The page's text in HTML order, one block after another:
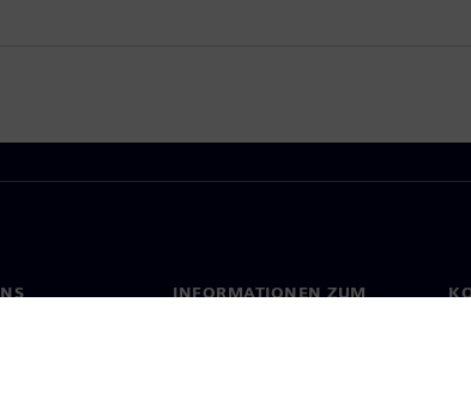
INFORMATIONEN ZUM